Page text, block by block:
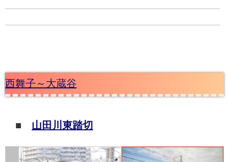
西舞子～大蔵谷
■ 山田川東踏切